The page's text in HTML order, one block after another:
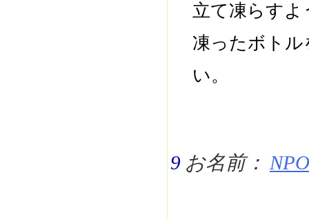
立て凍らすよ
凍ったボト
い。
9 お名前：